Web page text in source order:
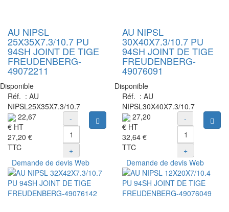
AU NIPSL
25X35X7.3/10.7 PU
94SH JOINT DE TIGE
FREUDENBERG-
49072211
Disponible
Réf. : AU
NIPSL25X35X7.3/10.7
22,67
€ HT
27,20 €
TTC
-
+
Ajouter au panier
AU NIPSL
30X40X7.3/10.7 PU
94SH JOINT DE TIGE
FREUDENBERG-
49076091
Disponible
Réf. : AU
NIPSL30X40X7.3/10.7
27,20
€ HT
32,64 €
TTC
-
+
Demande de devis Web Demande de devis Web